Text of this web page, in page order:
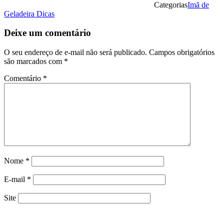
CategoriasImã de
Geladeira Dicas
Deixe um comentário
O seu endereço de e-mail não será publicado. Campos obrigatórios
são marcados com *
Comentário *
Nome *
E-mail *
Site